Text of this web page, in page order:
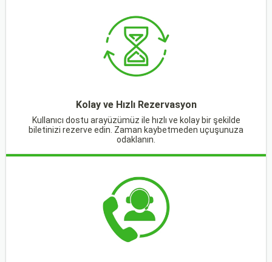
Kolay ve Hızlı Rezervasyon
Kullanıcı dostu arayüzümüz ile hızlı ve kolay bir şekilde
biletinizi rezerve edin. Zaman kaybetmeden uçuşunuza
odaklanın.